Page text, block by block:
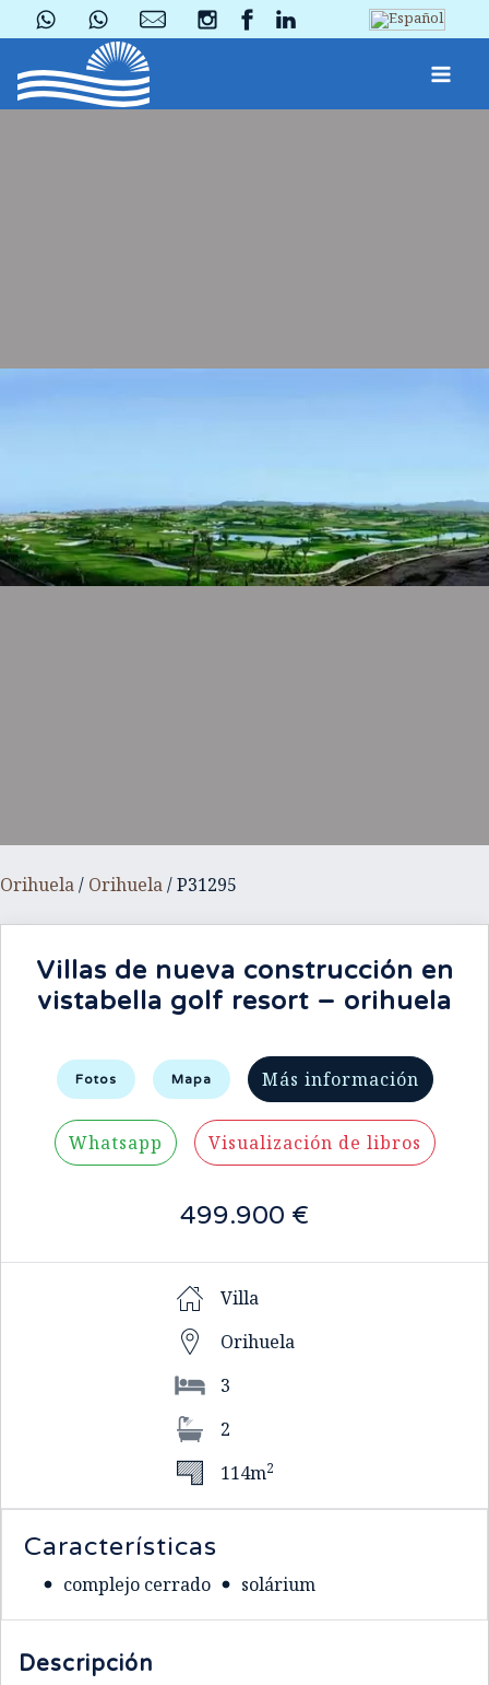
Orihuela/ Orihuela/ P31295
Villas de nueva construcción en
vistabella golf resort – orihuela
Fotos Mapa Más información
Whatsapp Visualización de libros
499.900 €
Villa
Orihuela
3
2
114m2
Características
complejo cerrado solárium
Descripción